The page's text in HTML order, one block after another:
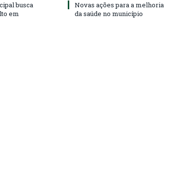
busca
em
Novas ações para a melhoria
da saúde no município